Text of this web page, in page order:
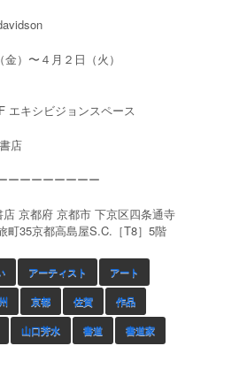
）〜４月２日（火）
エキシビジョンスペース
店
ーーーーーーーー
京都府 京都市 下京区四条通寺
町35京都高島屋S.C.［T8］5階
アーティスト アート
京都 佐賀 作品
山口芳水 書道 書道家